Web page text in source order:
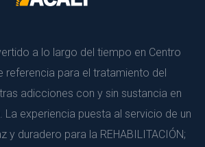
a lo largo del tiempo en Centro
referencia para el tratamiento del
adicciones con y sin sustancia en
La experiencia puesta al servicio de un
y duradero para la REHABILITACIÓN;